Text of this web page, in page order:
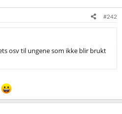
#242
osv til ungene som ikke blir brukt